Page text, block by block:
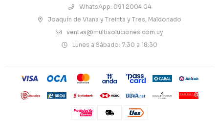
WhatsApp: 091 2004 04
Joaquín de Viana y Treinta y Tres, Maldonado
ventas@multisoluciones.com.uy
Lunes a Sábado: 7:30 a 18:30